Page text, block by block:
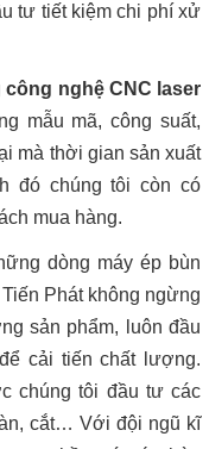
tư tiết kiệm chi phí xử
công nghệ CNC laser
mẫu mã, công suất,
mà thời gian sản xuất
đó chúng tôi còn có
mua hàng.
dòng máy ép bùn
Phát không ngừng
sản phẩm, luôn đầu
cải tiến chất lượng.
chúng tôi đầu tư các
cắt… Với đội ngũ kĩ